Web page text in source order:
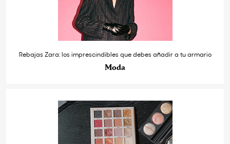
Rebajas Zara: los imprescindibles que debes añadir a tu armario
Moda